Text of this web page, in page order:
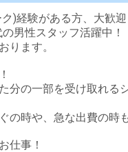
)経験がある方、大歓迎
男性スタッフ活躍中！
ります。
分の一部を受け取れる
の時や、急な出費の時
仕事！